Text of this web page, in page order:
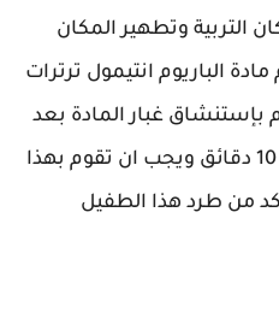
التربية وتطهير المكان
الباريوم انتيمول ترترات
غبار المادة بعد
التعفير بها لمدة لا تقل عن 10 دقائق ويجب ان تقوم بهذا
من طرد هذا الطفيل